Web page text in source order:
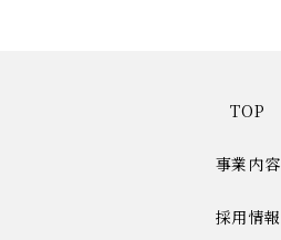
TOP
事業内容
採用情報